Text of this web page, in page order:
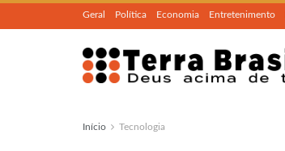
Geral Política Economia Entretenimento
Início Tecnologia